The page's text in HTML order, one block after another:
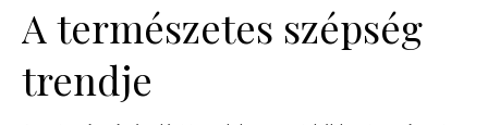
A természetes szépség
trendje